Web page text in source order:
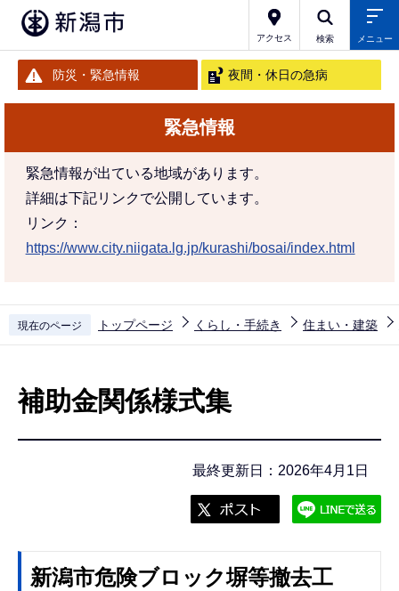
アクセス 検索 メニュー
防災・緊急情報 夜間・休日の急病
緊急情報
緊急情報が出ている地域があります。
詳細は下記リンクで公開しています。
リンク：
https://www.city.niigata.lg.jp/kurashi/bosai/index.html
現在のページ トップページ くらし・手続き 住まい・建築
補助金関係様式集
最終更新日：2026年4月1日
新潟市危険ブロック塀等撤去工